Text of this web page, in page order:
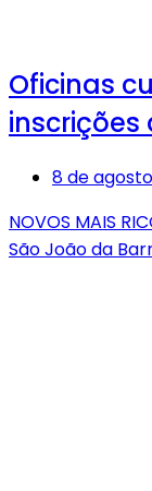
Oficinas
inscrições
8 de
NOVOS MAIS
São João da